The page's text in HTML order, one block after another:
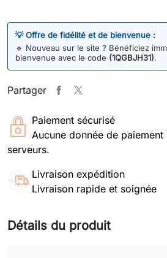
💡 Offre de fidélité et de bienvenue :
🔹 Nouveau sur le site ? Bénéficiez
bienvenue avec le code (1QGBJH31).
Partager
Paiement sécurisé
Aucune donnée de
serveurs.
Livraison expédition
Livraison rapide et soignée
Détails du produit